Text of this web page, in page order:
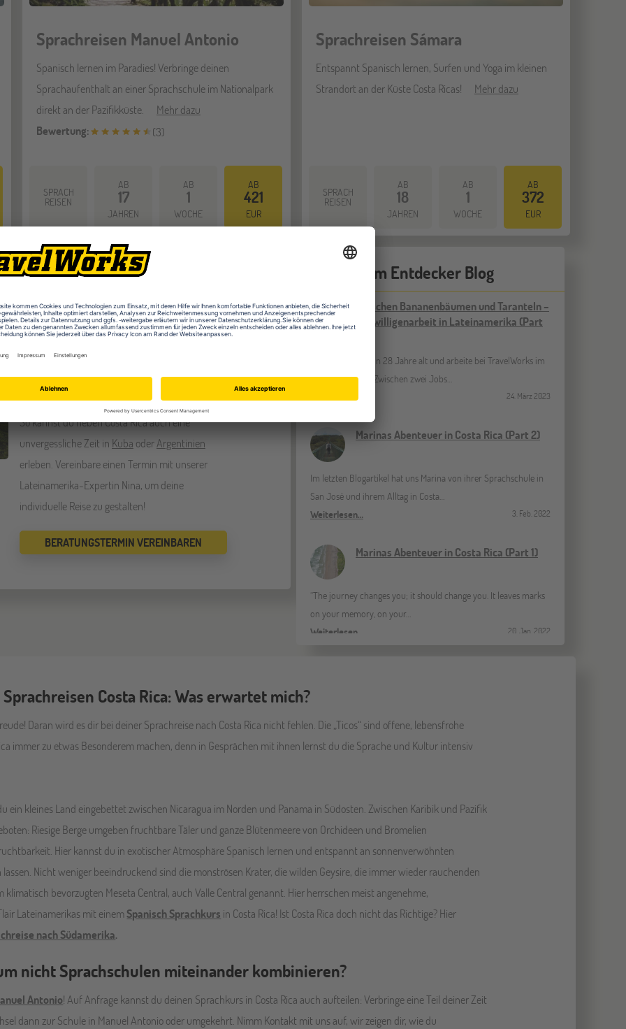
Sprachreisen Manuel Antonio
Spanisch lernen im Paradies! Verbringe deinen
Sprachaufenthalt an einer Sprachschule im Nationalpark
direkt an der Pazifikküste.
Mehr dazu
Bewertung:
(3)
SPRACH
REISEN
AB
17
JAHREN
AB
1
WOCHE
AB
421
EUR
Sprachreisen Sámara
Entspannt Spanisch lernen, Surfen und Yoga im kleinen
Strandort an der Küste Costa Ricas!
Mehr dazu
SPRACH
REISEN
AB
18
JAHREN
AB
1
WOCHE
AB
372
EUR
Stell dir vor, du könntest Spanisch lernen und
dabei gleich mehrere faszinierende Länder
Lateinamerikas entdecken! Bei einer
kombinierten Sprachreise ist genau das möglich:
So kannst du neben Costa Rica auch eine
unvergessliche Zeit in Kuba oderArgentinien
erleben. Vereinbare einen Termin mit unserer
Lateinamerika-Expertin Nina, um deine
individuelle Reise zu gestalten!
BERATUNGSTERMIN VEREINBAREN
Neues vom Entdecker Blog
Zwischen Bananenbäumen und Taranteln –
Freiwilligenarbeit in Lateinamerika (Part
Ich heiße Luisa, bin 28 Jahre alt und arbeite bei TravelWorks im
Marketing-Team. Zwischen zwei Jobs…
Weiterlesen…
24. März 2023
Marinas Abenteuer in Costa Rica (Part 2)
Im letzten Blogartikel hat uns Marina von ihrer Sprachschule in
San José und ihrem Alltag in Costa…
Weiterlesen…
3. Feb. 2022
Marinas Abenteuer in Costa Rica (Part 1)
“The journey changes you; it should change you. It leaves marks
on your memory, on your…
Weiterlesen…
20. Jan. 2022
Sprachreisen Costa Rica: Was erwartet mich?
Daran wird es dir bei deiner Sprachreise nach Costa Rica nicht fehlen. Die „Ticos“ sind offene, lebensfrohe
immer zu etwas Besonderem machen, denn in Gesprächen mit ihnen lernst du die Sprache und Kultur intensiv
ein kleines Land eingebettet zwischen Nicaragua im Norden und Panama in Südosten. Zwischen Karibik und Pazifik
Riesige Berge umgeben fruchtbare Täler und ganze Blütenmeere von Orchideen und Bromelien
Hier kannst du in exotischer Atmosphäre Spanisch lernen und entspannt an sonnenverwöhnten
Nicht weniger beeindruckend sind die monströsen Krater, die wilden Geysire, die immer wieder rauchenden
klimatisch bevorzugten Meseta Central, auch Valle Central genannt. Hier herrschen meist angenehme,
Lateinamerikas mit einemSpanisch Sprachkurs in Costa Rica! Ist Costa Rica doch nicht das Richtige? Hier
nach Südamerika.
nicht Sprachschulen miteinander kombinieren?
Antonio! Auf Anfrage kannst du deinen Sprachkurs in Costa Rica auch aufteilen: Verbringe eine Teil deiner Zeit
dann zur Schule in Manuel Antonio oder umgekehrt. Nimm Kontakt mit uns auf, wir zeigen dir, wie du